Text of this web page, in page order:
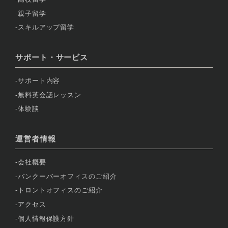
親子留学
スキルアップ留学
サポート・サービス
サポート内容
無料英会話レッスン
体験談
運営者情報
会社概要
バンクーバーオフィスのご紹介
トロントオフィスのご紹介
アクセス
個人情報保護方針